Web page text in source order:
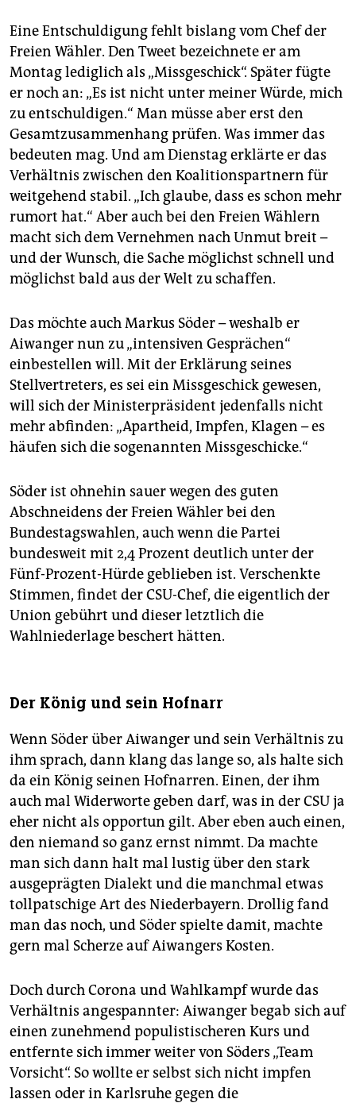
Eine Entschuldigung fehlt bislang vom Chef der
Freien Wähler. Den Tweet bezeichnete er am
Montag lediglich als „Missgeschick“. Später fügte
er noch an: „Es ist nicht unter meiner Würde, mich
zu entschuldigen.“ Man müsse aber erst den
Gesamtzusammenhang prüfen. Was immer das
bedeuten mag. Und am Dienstag erklärte er das
Verhältnis zwischen den Koalitionspartnern für
weitgehend stabil. „Ich glaube, dass es schon mehr
rumort hat.“ Aber auch bei den Freien Wählern
macht sich dem Vernehmen nach Unmut breit –
und der Wunsch, die Sache möglichst schnell und
möglichst bald aus der Welt zu schaffen.
Das möchte auch Markus Söder – weshalb er
Aiwanger nun zu „intensiven Gesprächen“
einbestellen will. Mit der Erklärung seines
Stellvertreters, es sei ein Missgeschick gewesen,
will sich der Ministerpräsident jedenfalls nicht
mehr abfinden: „Apartheid, Impfen, Klagen – es
häufen sich die sogenannten Missgeschicke.“
Söder ist ohnehin sauer wegen des guten
Abschneidens der Freien Wähler bei den
Bundestagswahlen, auch wenn die Partei
bundesweit mit 2,4 Prozent deutlich unter der
Fünf-Prozent-Hürde geblieben ist. Verschenkte
Stimmen, findet der CSU-Chef, die eigentlich der
Union gebührt und dieser letztlich die
Wahlniederlage beschert hätten.
Der König und sein Hofnarr
Wenn Söder über Aiwanger und sein Verhältnis zu
ihm sprach, dann klang das lange so, als halte sich
da ein König seinen Hofnarren. Einen, der ihm
auch mal Widerworte geben darf, was in der CSU ja
eher nicht als opportun gilt. Aber eben auch einen,
den niemand so ganz ernst nimmt. Da machte
man sich dann halt mal lustig über den stark
ausgeprägten Dialekt und die manchmal etwas
tollpatschige Art des Niederbayern. Drollig fand
man das noch, und Söder spielte damit, machte
gern mal Scherze auf Aiwangers Kosten.
Doch durch Corona und Wahlkampf wurde das
Verhältnis angespannter: Aiwanger begab sich auf
einen zunehmend populistischeren Kurs und
entfernte sich immer weiter von Söders „Team
Vorsicht“. So wollte er selbst sich nicht impfen
lassen oder in Karlsruhe gegen die